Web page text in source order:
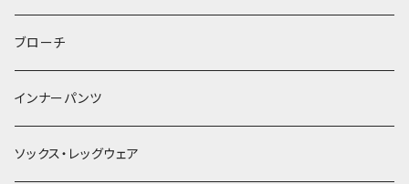
ヘアゴム
簪
ブローチ
インナーパンツ
ソックス・レッグウェア